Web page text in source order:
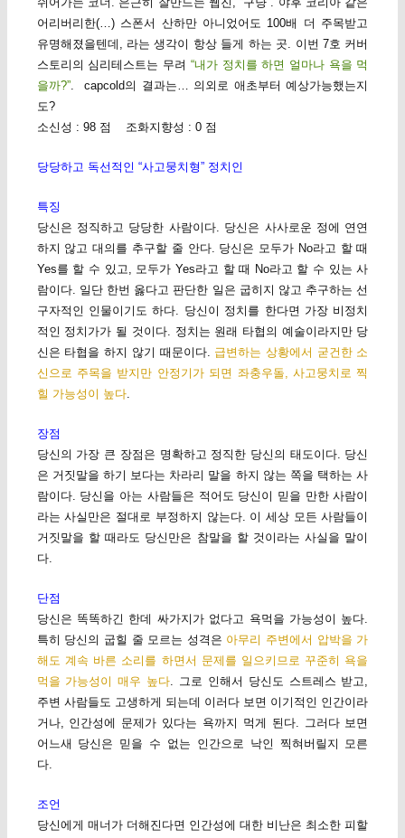
어리버리한(…) 스폰서 산하만 아니었어도 100배 더 주목받고
유명해졌을텐데, 라는 생각이 항상 들게 하는 곳. 이번 7호 커버
스토리의 심리테스트는 무려 “내가 정치를 하면 얼마나 욕을 먹
을까?”. capcold의 결과는… 의외로 애초부터 예상가능했는지
도?
소신성 : 98 점 조화지향성 : 0 점
당당하고 독선적인 “사고뭉치형” 정치인
특징
당신은 정직하고 당당한 사람이다. 당신은 사사로운 정에 연연
하지 않고 대의를 추구할 줄 안다. 당신은 모두가 No라고 할 때
Yes를 할 수 있고, 모두가 Yes라고 할 때 No라고 할 수 있는 사
람이다. 일단 한번 옳다고 판단한 일은 굽히지 않고 추구하는 선
구자적인 인물이기도 하다. 당신이 정치를 한다면 가장 비정치
적인 정치가가 될 것이다. 정치는 원래 타협의 예술이라지만 당
신은 타협을 하지 않기 때문이다. 급변하는 상황에서 굳건한 소
신으로 주목을 받지만 안정기가 되면 좌충우돌, 사고뭉치로 찍
힐 가능성이 높다.
장점
당신의 가장 큰 장점은 명확하고 정직한 당신의 태도이다. 당신
은 거짓말을 하기 보다는 차라리 말을 하지 않는 쪽을 택하는 사
람이다. 당신을 아는 사람들은 적어도 당신이 믿을 만한 사람이
라는 사실만은 절대로 부정하지 않는다. 이 세상 모든 사람들이
거짓말을 할 때라도 당신만은 참말을 할 것이라는 사실을 말이
다.
단점
당신은 똑똑하긴 한데 싸가지가 없다고 욕먹을 가능성이 높다.
특히 당신의 굽힐 줄 모르는 성격은 아무리 주변에서 압박을 가
해도 계속 바른 소리를 하면서 문제를 일으키므로 꾸준히 욕을
먹을 가능성이 매우 높다. 그로 인해서 당신도 스트레스 받고,
주변 사람들도 고생하게 되는데 이러다 보면 이기적인 인간이라
거나, 인간성에 문제가 있다는 욕까지 먹게 된다. 그러다 보면
어느새 당신은 믿을 수 없는 인간으로 낙인 찍혀버릴지 모른
다.
조언
당신에게 매너가 더해진다면 인간성에 대한 비난은 최소한 피할